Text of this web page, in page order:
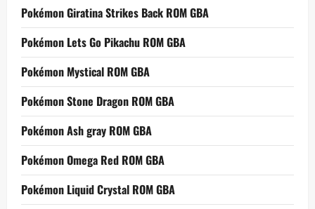
Pokémon Giratina Strikes Back ROM GBA
Pokémon Lets Go Pikachu ROM GBA
Pokémon Mystical ROM GBA
Pokémon Stone Dragon ROM GBA
Pokémon Ash gray ROM GBA
Pokémon Omega Red ROM GBA
Pokémon Liquid Crystal ROM GBA